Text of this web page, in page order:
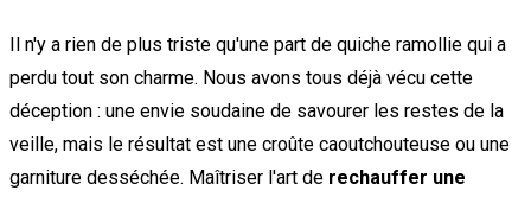
Il n'y a rien de plus triste qu'une part de quiche ramollie qui a
perdu tout son charme. Nous avons tous déjà vécu cette
déception : une envie soudaine de savourer les restes de la
veille, mais le résultat est une croûte caoutchouteuse ou une
garniture desséchée. Maîtriser l'art de rechauffer une